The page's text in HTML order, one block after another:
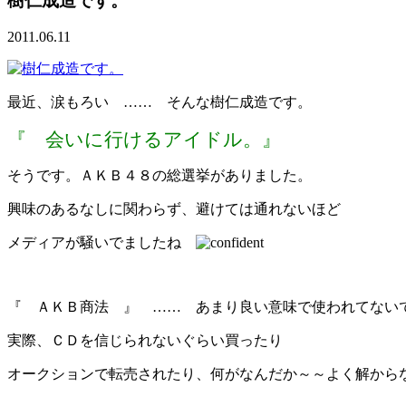
2011.06.11
最近、涙もろい …… そんな樹仁成造です。
『 会いに行けるアイドル。』
そうです。ＡＫＢ４８の総選挙がありました。
興味のあるなしに関わらず、避けては通れないほど
メディアが騒いでましたね
『 ＡＫＢ商法 』 …… あまり良い意味で使われてない
実際、ＣＤを信じられないぐらい買ったり
オークションで転売されたり、何がなんだか～～よく解から